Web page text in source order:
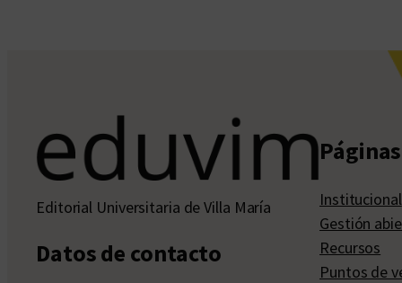
Editorial Universitaria de Villa María
Datos de contacto
Institucional
Gestión
Recursos
Puntos de